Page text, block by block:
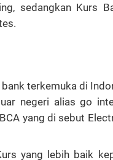
sedangkan Kurs
terkemuka di
negeri alias go
yang di sebut
yang lebih baik